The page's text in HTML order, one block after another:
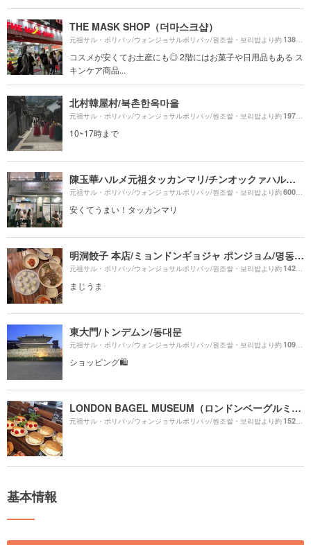
THE MASK SHOP（더마스크샵）
元祖サル・ポリパッ/ウォンジョサルポリパッ/원조쌀・보리밥より約1380m
コスメが安くてお土産にも◎ 2階にはお菓子や日用品もある ス
キンケア商品...
北村韓屋村/북촌한옥마을
元祖サル・ポリパッ/ウォンジョサルポリパッ/원조쌀・보리밥より約1970m
10~17時まで
陳玉華ハルメ元祖タッカンマリ/チンオックァハルメ ウォンジョ タッカンマリ/진옥화할매원조닭한마리
元祖サル・ポリパッ/ウォンジョサルポリパッ/원조쌀・보리밥より約600m
安くてうまい！タッカンマリ
明洞餃子 本店/ミョンドンギョジャ ポンジョム/명동교자 본점
元祖サル・ポリパッ/ウォンジョサルポリパッ/원조쌀・보리밥より約1420m
まじうま
東大門/トンデムン/동대문
元祖サル・ポリパッ/ウォンジョサルポリパッ/원조쌀・보리밥より約1090m
ショッピング🛍
LONDON BAGEL MUSEUM（ロンドンベーグルミュージアム 安国店）
元祖サル・ポリパッ/ウォンジョサルポリパッ/원조쌀・보리밥より約1520m
基本情報